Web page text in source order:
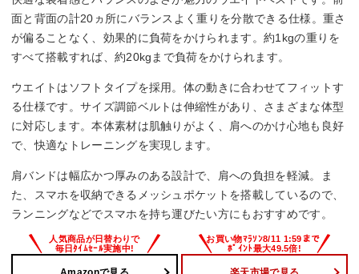
面と背面の計20ヵ所にバランスよく重りを分散できる仕様。重さ
が偏ることなく、効果的に負荷をかけられます。約1kgの重りを
すべて搭載すれば、約20kgまで負荷をかけられます。
ウエイトはソフトタイプを採用。体の動きに合わせてフィットす
る仕様です。サイズ調節ベルトは伸縮性があり、さまざまな体型
に対応します。本体素材は肌触りがよく、肩へのかけ心地も良好
で、快適なトレーニングを実現します。
肩バンドは幅広かつ厚みのある設計で、肩への負担を軽減。ま
た、スマホを収納できるメッシュポケットを搭載しているので、
ランニングなどでスマホを持ち運びたい方にもおすすめです。